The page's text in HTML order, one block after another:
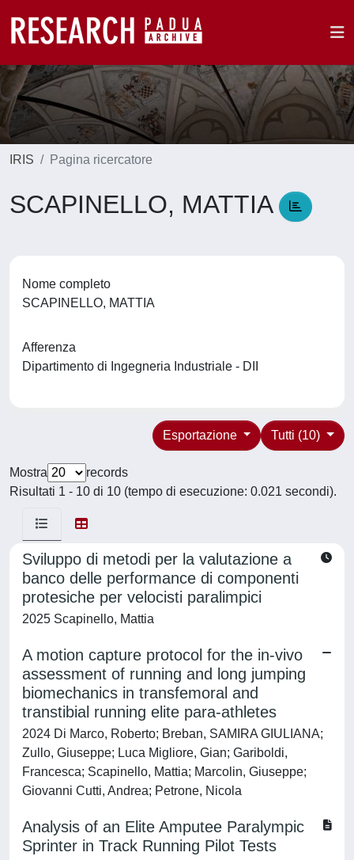
IRIS Pagina ricercatore
SCAPINELLO, MATTIA
Nome completo
SCAPINELLO, MATTIA
Afferenza
Dipartimento di Ingegneria Industriale - DII
Tutti (10)
Esportazione
Mostra
records
Risultati 1 - 10 di 10 (tempo di esecuzione: 0.021 secondi).
Sviluppo di metodi per la valutazione a
banco delle performance di componenti
protesiche per velocisti paralimpici
2025 Scapinello, Mattia
A motion capture protocol for the in-vivo
assessment of running and long jumping
biomechanics in transfemoral and
transtibial running elite para-athletes
2024 Di Marco, Roberto; Breban, SAMIRA GIULIANA;
Zullo, Giuseppe; Luca Migliore, Gian; Gariboldi,
Francesca; Scapinello, Mattia; Marcolin, Giuseppe;
Giovanni Cutti, Andrea; Petrone, Nicola
Analysis of an Elite Amputee Paralympic
Sprinter in Track Running Pilot Tests